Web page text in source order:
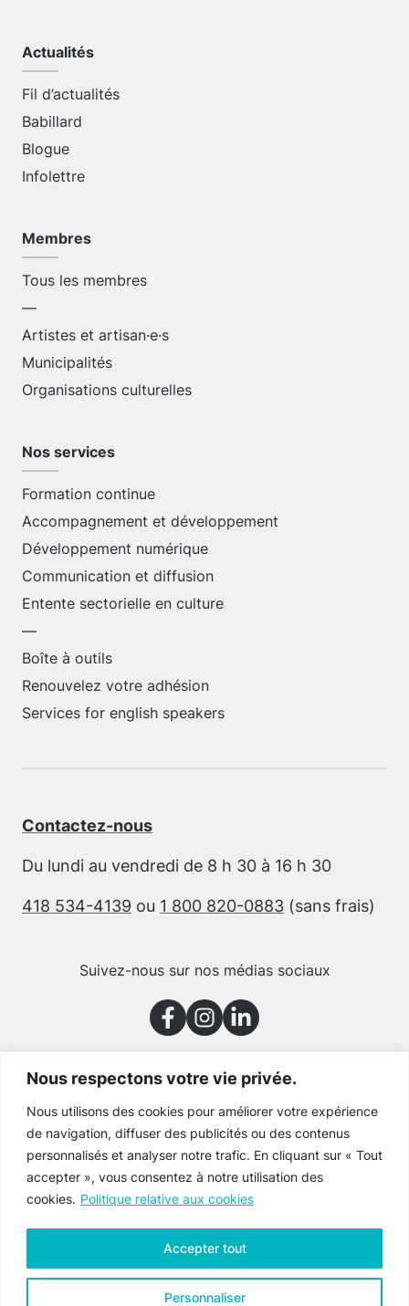
Nous respectons votre vie privée.
Nous utilisons des cookies pour améliorer votre expérience
de navigation, diffuser des publicités ou des contenus
personnalisés et analyser notre trafic. En cliquant sur « Tout
accepter », vous consentez à notre utilisation des
cookies. Politique relative aux cookies
Personnaliser
Accepter tout
Actualités
Fil d’actualités
Babillard
Blogue
Infolettre
Membres
Tous les membres
—
Artistes et artisan·e·s
Municipalités
Organisations culturelles
Nos services
Formation continue
Accompagnement et développement
Développement numérique
Communication et diffusion
Entente sectorielle en culture
—
Boîte à outils
Renouvelez votre adhésion
Services for english speakers
Contactez-nous
Du lundi au vendredi de 8 h 30 à 16 h 30
418 534-4139 ou 1 800 820-0883 (sans frais)
Suivez-nous sur nos médias sociaux
Merci à nos partenaires